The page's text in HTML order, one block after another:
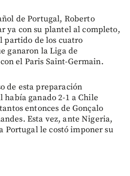
de Portugal, Roberto
ya con su plantel al completo,
partido de los cuatro
ganaron la Liga de
el Paris Saint-Germain.
de esta preparación
ganado 2-1 a Chile
entonces de Gonçalo
Esta vez, ante Nigeria,
Portugal le costó imponer su